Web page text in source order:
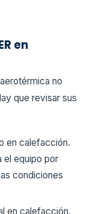
en
no
que revisar sus
en calefacción.
el equipo por
condiciones
en calefacción.